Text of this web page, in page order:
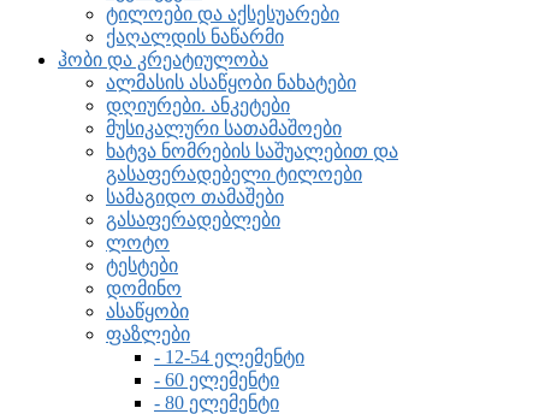
ტილოები და აქსესუარები
ქაღალდის ნაწარმი
ჰობი და კრეატიულობა
ალმასის ასაწყობი ნახატები
დღიურები. ანკეტები
მუსიკალური სათამაშოები
ხატვა ნომრების საშუალებით და
გასაფერადებელი ტილოები
სამაგიდო თამაშები
გასაფერადებლები
ლოტო
ტესტები
დომინო
ასაწყობი
ფაზლები
- 12-54 ელემენტი
- 60 ელემენტი
- 80 ელემენტი